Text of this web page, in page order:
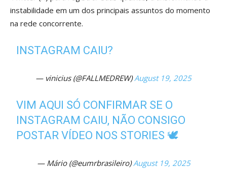
instabilidade em um dos principais assuntos do momento
na rede concorrente.
INSTAGRAM CAIU?
— vinicius (@FALLMEDREW)August 19, 2025
VIM AQUI SÓ CONFIRMAR SE O
INSTAGRAM CAIU, NÃO CONSIGO
POSTAR VÍDEO NOS STORIES 🕊️
— Mário (@eumrbrasileiro)August 19, 2025